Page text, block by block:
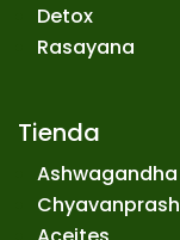
Detox
Rasayana
Tienda
Ashwagandha
Chyavanprash